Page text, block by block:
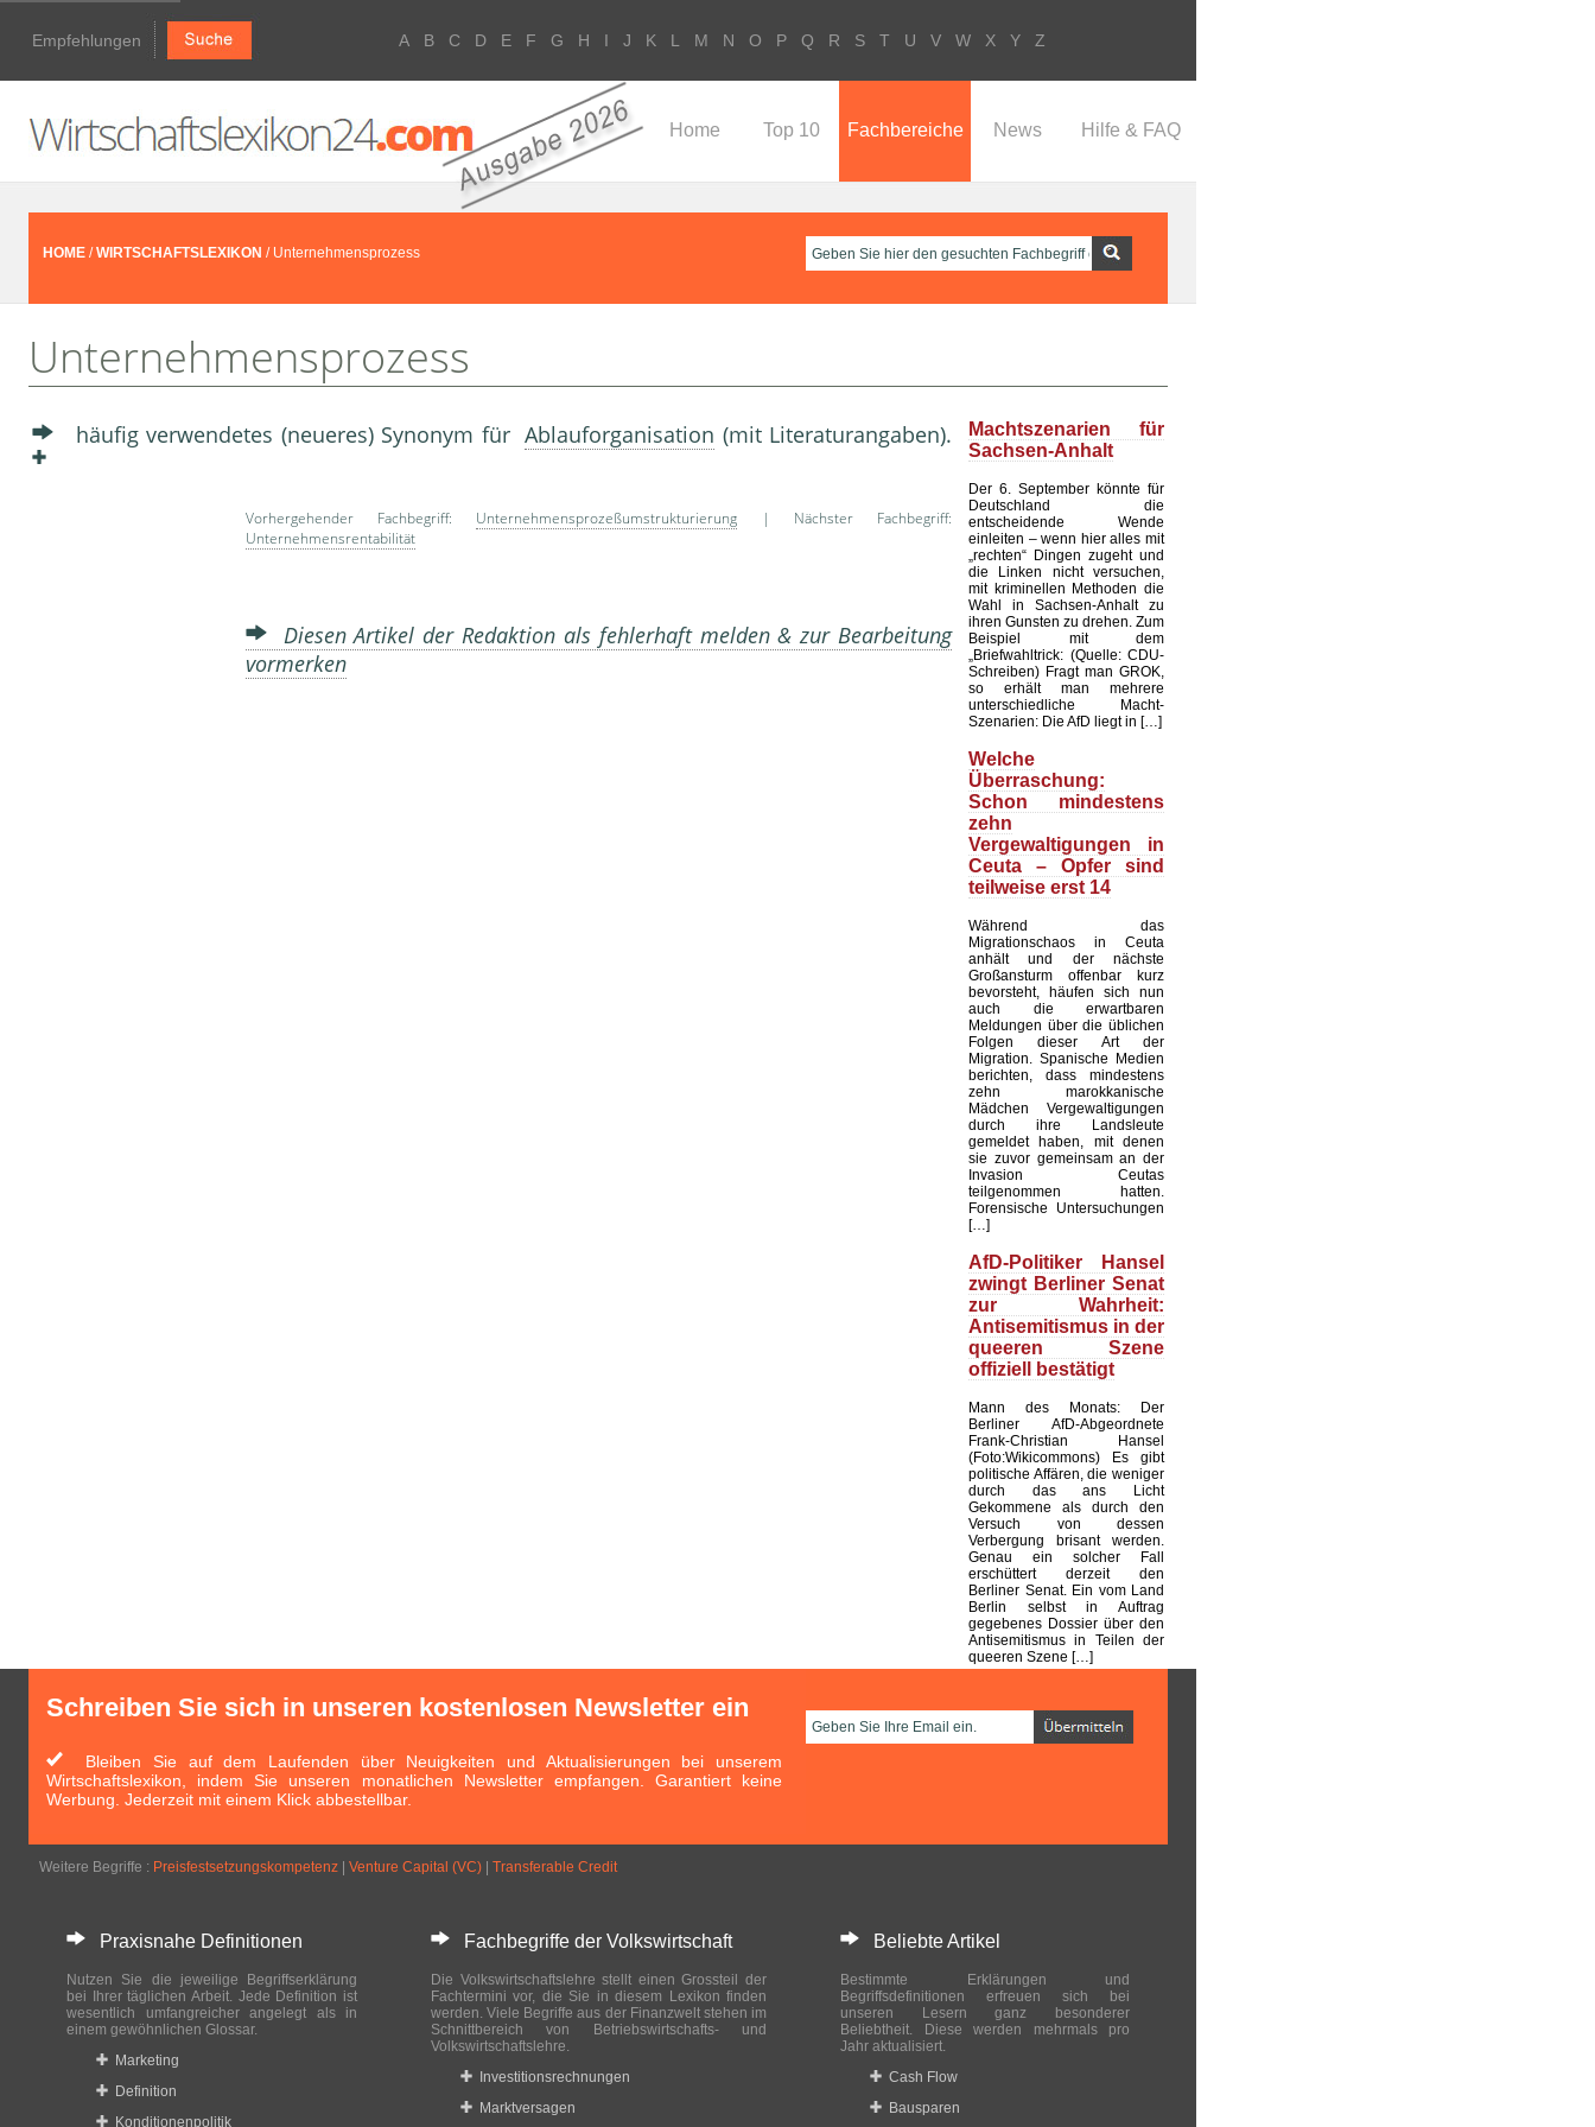
Empfehlungen A B C D E F G H I J K L M N O P Q R S T U V W X Y Z
Home Top 10 Fachbereiche News Hilfe & FAQ
HOME /WIRTSCHAFTSLEXIKON / Unternehmensprozess
Unternehmensprozess
häufig verwendetes (neueres) Synonym fürAblauforganisation (mit Literaturangaben).
Vorhergehender Fachbegriff: Unternehmensprozeßumstrukturierung | Nächster Fachbegriff:
Unternehmensrentabilität
Diesen Artikel der Redaktion als fehlerhaft melden & zur Bearbeitung
vormerken
Machtszenarien für
Sachsen-Anhalt
Der 6. September könnte für
Deutschland die
entscheidende Wende
einleiten – wenn hier alles mit
„rechten“ Dingen zugeht und
die Linken nicht versuchen,
mit kriminellen Methoden die
Wahl in Sachsen-Anhalt zu
ihren Gunsten zu drehen. Zum
Beispiel mit dem
„Briefwahltrick: (Quelle: CDU-
Schreiben) Fragt man GROK,
so erhält man mehrere
unterschiedliche Macht-
Szenarien: Die AfD liegt in […]
Welche
Überraschung:
Schon mindestens
zehn
Vergewaltigungen in
Ceuta – Opfer sind
teilweise erst 14
Während das
Migrationschaos in Ceuta
anhält und der nächste
Großansturm offenbar kurz
bevorsteht, häufen sich nun
auch die erwartbaren
Meldungen über die üblichen
Folgen dieser Art der
Migration. Spanische Medien
berichten, dass mindestens
zehn marokkanische
Mädchen Vergewaltigungen
durch ihre Landsleute
gemeldet haben, mit denen
sie zuvor gemeinsam an der
Invasion Ceutas
teilgenommen hatten.
Forensische Untersuchungen
[…]
AfD-Politiker Hansel
zwingt Berliner Senat
zur Wahrheit:
Antisemitismus in der
queeren Szene
offiziell bestätigt
Mann des Monats: Der
Berliner AfD-Abgeordnete
Frank-Christian Hansel
(Foto:Wikicommons) Es gibt
politische Affären, die weniger
durch das ans Licht
Gekommene als durch den
Versuch von dessen
Verbergung brisant werden.
Genau ein solcher Fall
erschüttert derzeit den
Berliner Senat. Ein vom Land
Berlin selbst in Auftrag
gegebenes Dossier über den
Antisemitismus in Teilen der
queeren Szene […]
Schreiben Sie sich in unseren kostenlosen Newsletter ein
Bleiben Sie auf dem Laufenden über Neuigkeiten und Aktualisierungen bei unserem
Wirtschaftslexikon, indem Sie unseren monatlichen Newsletter empfangen. Garantiert keine
Werbung. Jederzeit mit einem Klick abbestellbar.
Weitere Begriffe : Preisfestsetzungskompetenz Venture Capital (VC) Transferable Credit
Praxisnahe Definitionen
Nutzen Sie die jeweilige Begriffserklärung
bei Ihrer täglichen Arbeit. Jede Definition ist
wesentlich umfangreicher angelegt als in
einem gewöhnlichen Glossar.
Marketing
Definition
Konditionenpolitik
Fachbegriffe der Volkswirtschaft
Die Volkswirtschaftslehre stellt einen Grossteil der
Fachtermini vor, die Sie in diesem Lexikon finden
werden. Viele Begriffe aus der Finanzwelt stehen im
Schnittbereich von Betriebswirtschafts- und
Volkswirtschaftslehre.
Investitionsrechnungen
Marktversagen
Beliebte Artikel
Bestimmte Erklärungen und
Begriffsdefinitionen erfreuen sich bei
unseren Lesern ganz besonderer
Beliebtheit. Diese werden mehrmals pro
Jahr aktualisiert.
Cash Flow
Bausparen